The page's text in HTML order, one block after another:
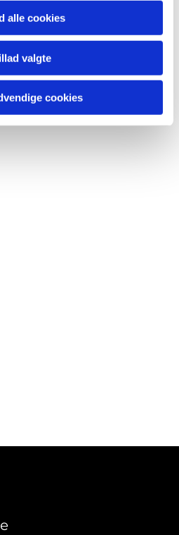
alle cookies
valgte
cookies